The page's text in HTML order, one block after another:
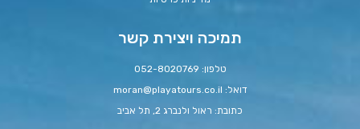
תמיכה ויצירת קשר
טלפון: 052-8020769
דואל: moran@playatours.co.il
כתובת: ראול ולנברג 2, תל אביב